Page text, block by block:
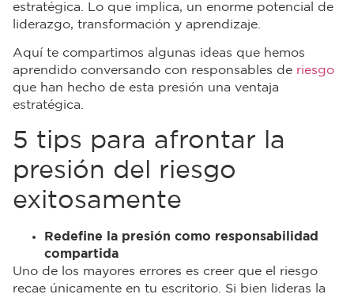
estratégica. Lo que implica, un enorme potencial de
liderazgo, transformación y aprendizaje.
Aquí te compartimos algunas ideas que hemos
aprendido conversando con responsables de riesgo
que han hecho de esta presión una ventaja
estratégica.
5 tips para afrontar la
presión del riesgo
exitosamente
Redefine la presión como responsabilidad
compartida
Uno de los mayores errores es creer que el riesgo
recae únicamente en tu escritorio. Si bien lideras la